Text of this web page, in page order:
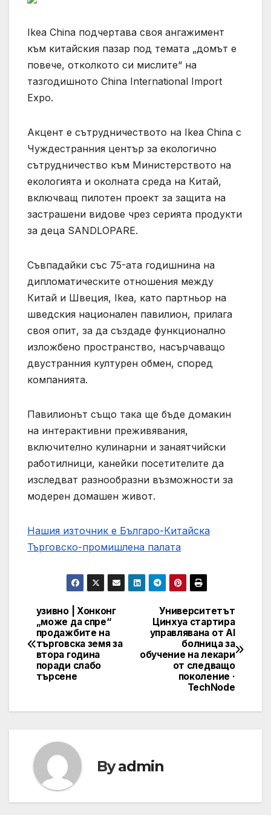
Ikea China подчертава своя ангажимент
към китайския пазар под темата „домът е
повече, отколкото си мислите“ на
тазгодишното China International Import
Expo.
Акцент е сътрудничеството на Ikea China с
Чуждестранния център за екологично
сътрудничество към Министерството на
екологията и околната среда на Китай,
включващ пилотен проект за защита на
застрашени видове чрез серията продукти
за деца SANDLOPARE.
Съвпадайки със 75-ата годишнина на
дипломатическите отношения между
Китай и Швеция, Ikea, като партньор на
шведския национален павилион, прилага
своя опит, за да създаде функционално
изложбено пространство, насърчаващо
двустранния културен обмен, според
компанията.
Павилионът също така ще бъде домакин
на интерактивни преживявания,
включително кулинарни и занаятчийски
работилници, канейки посетителите да
изследват разнообразни възможности за
модерен домашен живот.
Нашия източник е Българо-Китайска
Търговско-промишлена палaта
Post
navigation
Университетът
Цинхуа стартира
управлявана от AI
болница за
обучение на лекари
от следващо
поколение ·
TechNode
узивно | Хонконг
„може да спре“
продажбите на
търговска земя за
втора година
поради слабо
търсене
Byadmin